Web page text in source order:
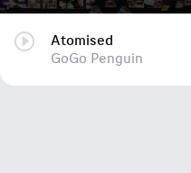
Atomised
GoGo Penguin